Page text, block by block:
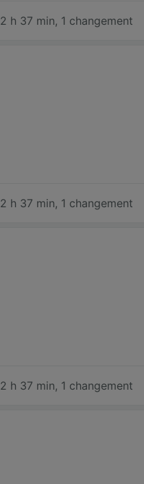
2 h 37 min, 1 changement
2 h 37 min, 1 changement
2 h 37 min, 1 changement